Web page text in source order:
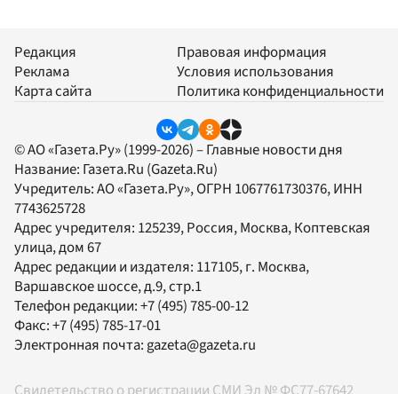
Редакция
Реклама
Карта сайта
Правовая информация
Условия использования
Политика конфиденциальности
© АО «Газета.Ру» (1999-2026) – Главные новости дня
Название: Газета.Ru (Gazeta.Ru)
Учредитель:АО «Газета.Ру», ОГРН 1067761730376, ИНН
7743625728
Адрес учредителя: 125239, Россия, Москва, Коптевская
улица, дом 67
Адрес редакции и издателя: 117105, г. Москва,
Варшавское шоссе, д.9, стр.1
Телефон редакции:+7 (495) 785-00-12
Факс:+7 (495) 785-17-01
Электронная почта:gazeta@gazeta.ru